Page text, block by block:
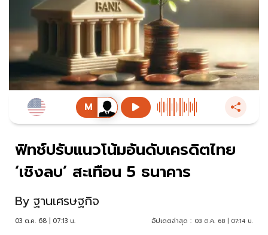
ฟิทช์ปรับแนวโน้มอันดับเครดิตไทย
‘เชิงลบ’ สะเทือน 5 ธนาคาร
By ฐานเศรษฐกิจ
03 ต.ค. 68 | 07:13 น. อัปเดตล่าสุด : 03 ต.ค. 68 | 07:14 น.